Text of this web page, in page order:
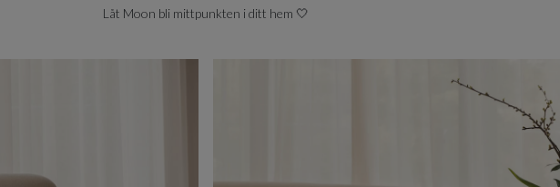
Låt Moon bli mittpunkten i ditt hem 🤍